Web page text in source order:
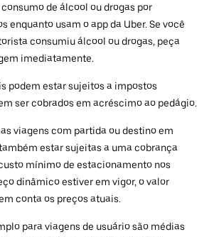
de álcool ou drogas por
enquanto usam o app da Uber. Se você
consumiu álcool ou drogas, peça
imediatamente.
podem estar sujeitos a impostos
ser cobrados em acréscimo ao pedágio.
viagens com partida ou destino em
estar sujeitas a uma cobrança
mínimo de estacionamento nos
dinâmico estiver em vigor, o valor
conta os preços atuais.
para viagens de usuário são médias